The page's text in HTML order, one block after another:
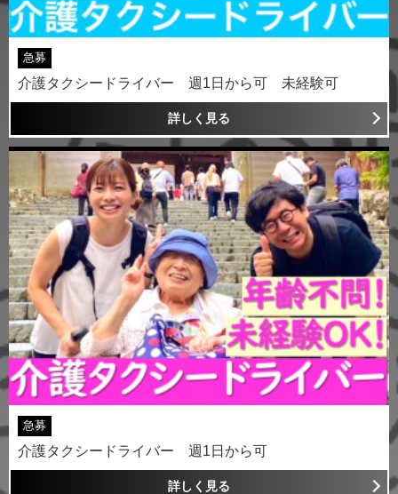
急募
介護タクシードライバー 週1日から可 未経験可
詳しく見る
急募
介護タクシードライバー 週1日から可
詳しく見る